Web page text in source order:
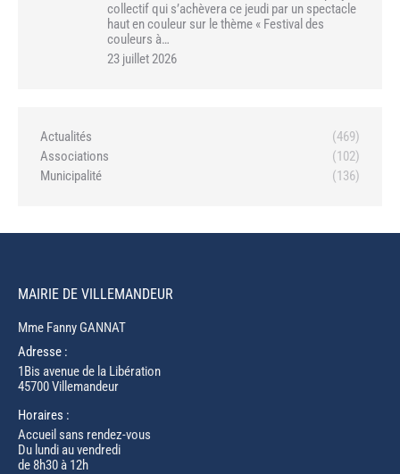
collectif qui s’achèvera ce jeudi par un spectacle
haut en couleur sur le thème « Festival des
couleurs à…
23 juillet 2026
Actualités
(469)
Associations
(102)
Municipalité
(136)
MAIRIE DE VILLEMANDEUR
Mme Fanny GANNAT
Adresse :
1Bis avenue de la Libération
45700 Villemandeur
Horaires :
Accueil sans rendez-vous
Du lundi au vendredi
de 8h30 à 12h